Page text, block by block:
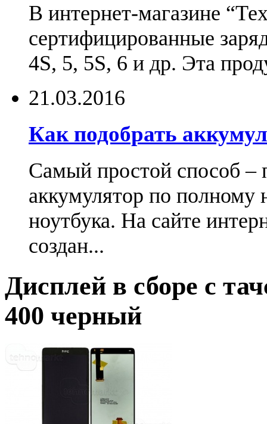
В интернет-магазине
сертифицированные
4S, 5, 5S, 6 и др. Эта
21.03.2016
Как подобрать
Самый простой способ –
аккумулятор по
ноутбука. На сайте
создан...
Дисплей в сборе с
400 черный